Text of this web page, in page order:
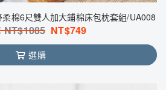
棉6尺雙人加大鋪棉床包枕套組/UA008
NT$1085 NT$749
選購